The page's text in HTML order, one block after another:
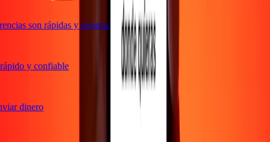
son rápidas y seguras
y confiable
dinero